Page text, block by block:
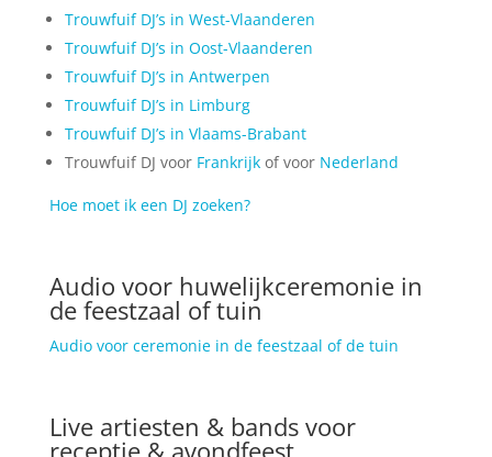
Trouwfuif DJ’s in West-Vlaanderen
Trouwfuif DJ’s in Oost-Vlaanderen
Trouwfuif DJ’s in Antwerpen
Trouwfuif DJ’s in Limburg
Trouwfuif DJ’s in Vlaams-Brabant
Trouwfuif DJ voor Frankrijkof voor Nederland
Hoe moet ik een DJ zoeken?
Audio voor huwelijkceremonie in
de feestzaal of tuin
Audio voor ceremonie in de feestzaal of de tuin
Live artiesten & bands voor
receptie & avondfeest